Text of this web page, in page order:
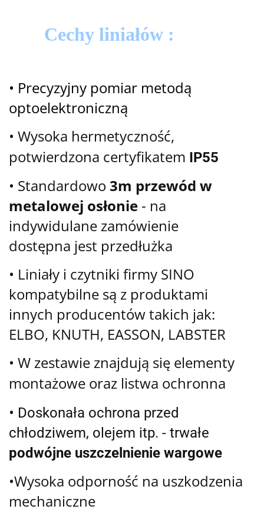
Cechy liniałów :
• Precyzyjny pomiar metodą
optoelektroniczną
• Wysoka hermetyczność,
potwierdzona certyfikatem IP55
• Standardowo 3m przewód w
metalowej osłonie - na
indywidulane zamówienie
dostępna jest przedłużka
• Liniały i czytniki firmy SINO
kompatybilne są z produktami
innych producentów takich jak:
ELBO, KNUTH, EASSON, LABSTER
• W zestawie znajdują się elementy
montażowe oraz listwa ochronna
• Doskonała ochrona przed
chłodziwem, olejem itp. - trwałe
podwójne uszczelnienie wargowe
•Wysoka odporność na uszkodzenia
mechaniczne